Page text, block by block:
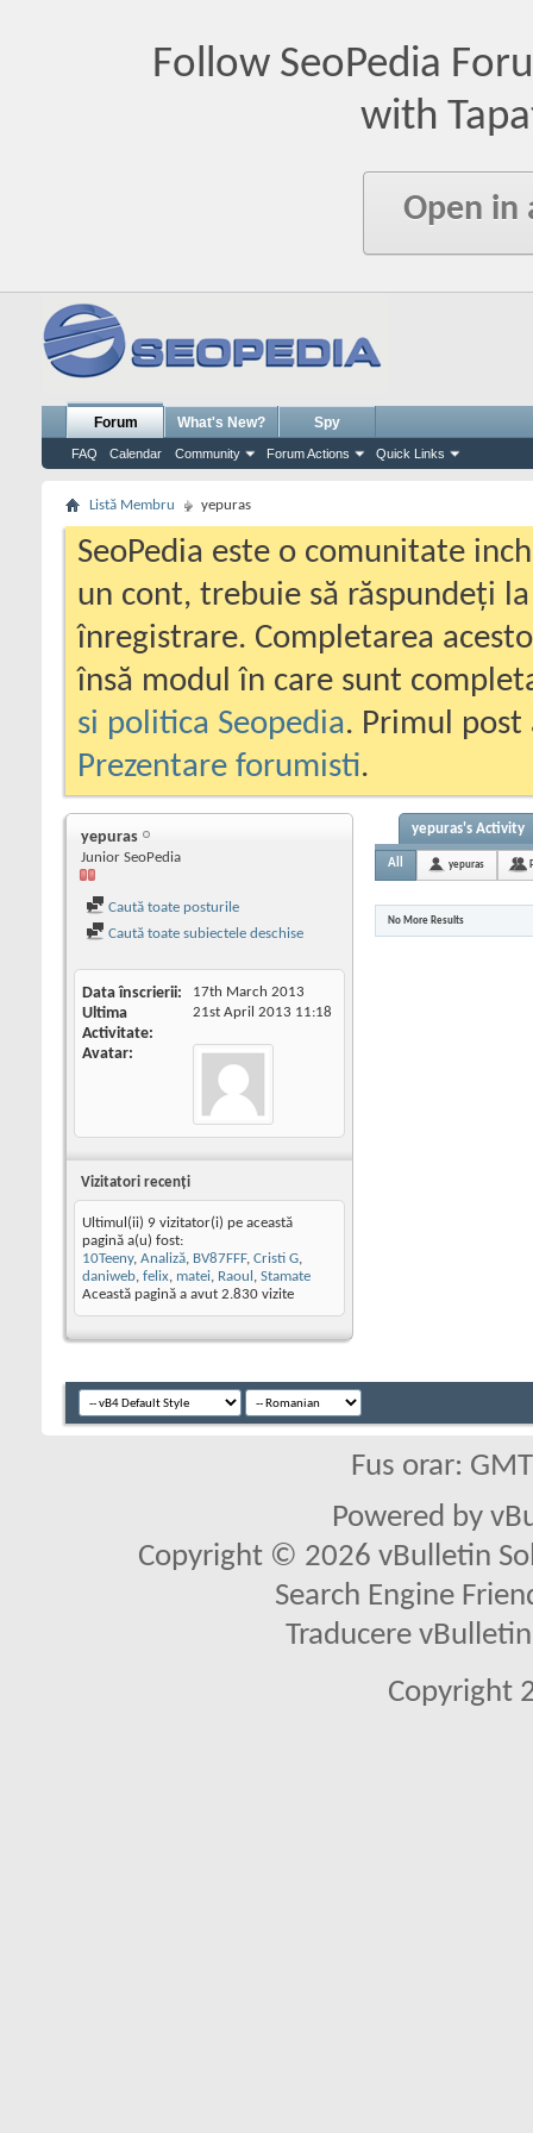
Follow SeoPedia
with
Open in
Forum
FAQ Calendar Community Forum Actions Quick Links
What's New? Spy
Listă Membru yepuras
SeoPedia este o comunitate
un cont, trebuie să răspundeți
înregistrare. Completarea
însă modul în care sunt
si politica Seopedia. Primul
Prezentare forumisti.
yepuras
Junior SeoPedia
Caută toate posturile
Caută toate subiectele deschise
Data înscrierii 17th March 2013
Ultima
Activitate
21st April 2013 11:18
Avatar
Vizitatori recenţi
Ultimul(ii) 9 vizitator(i) pe această
pagină a(u) fost:
10Teeny, Analiză, BV87FFF, Cristi G,
daniweb, felix, matei, Raoul , Stamate
Această pagină a avut 2.830 vizite
yepuras's Activity
All yepuras
No More Results
Fus orar:
Powered by
Copyright © 2026 vBulletin
Search Engine
Traducere
Copyright